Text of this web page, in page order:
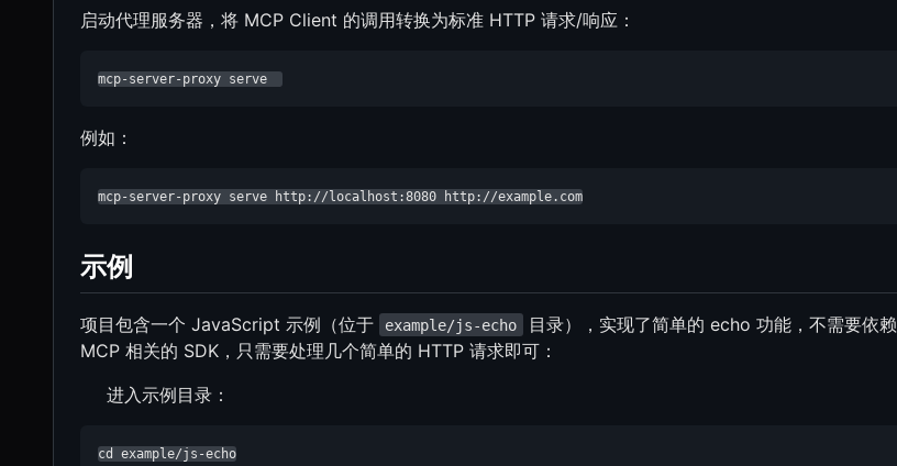
启动代理服务器，将 MCP Client 的调用转换为标准 HTTP 请求/响应：
mcp-server-proxy serve
例如：
mcp-server-proxy serve http://localhost:8080 http://example.com
示例
项目包含一个 JavaScript 示例（位于 example/js-echo
目录），实现了简单的 echo 功能，不需要依赖
MCP 相关的 SDK，只需要处理几个简单的 HTTP 请求即可：
进入示例目录：
cd example/js-echo